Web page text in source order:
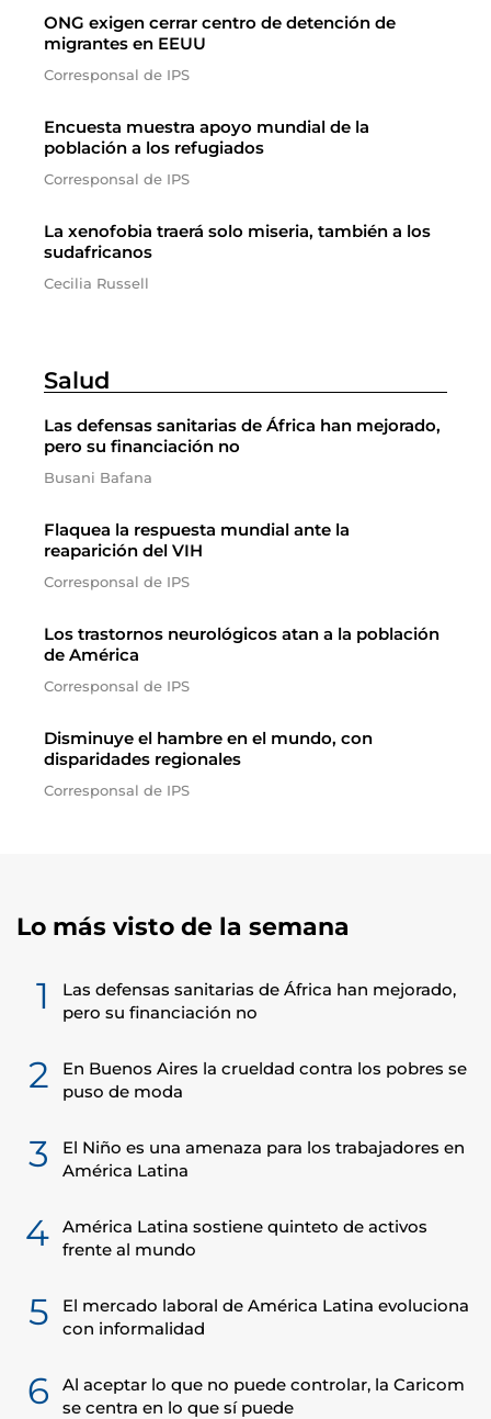
ONG exigen cerrar centro de detención de
migrantes en EEUU
Corresponsal de IPS
Encuesta muestra apoyo mundial de la
población a los refugiados
Corresponsal de IPS
La xenofobia traerá solo miseria, también a los
sudafricanos
Cecilia Russell
Salud
Las defensas sanitarias de África han mejorado,
pero su financiación no
Busani Bafana
Flaquea la respuesta mundial ante la
reaparición del VIH
Corresponsal de IPS
Los trastornos neurológicos atan a la población
de América
Corresponsal de IPS
Disminuye el hambre en el mundo, con
disparidades regionales
Corresponsal de IPS
Lo más visto de la semana
1
Las defensas sanitarias de África han mejorado,
pero su financiación no
2
En Buenos Aires la crueldad contra los pobres se
puso de moda
3
El Niño es una amenaza para los trabajadores en
América Latina
4
América Latina sostiene quinteto de activos
frente al mundo
5
El mercado laboral de América Latina evoluciona
con informalidad
6
Al aceptar lo que no puede controlar, la Caricom
se centra en lo que sí puede